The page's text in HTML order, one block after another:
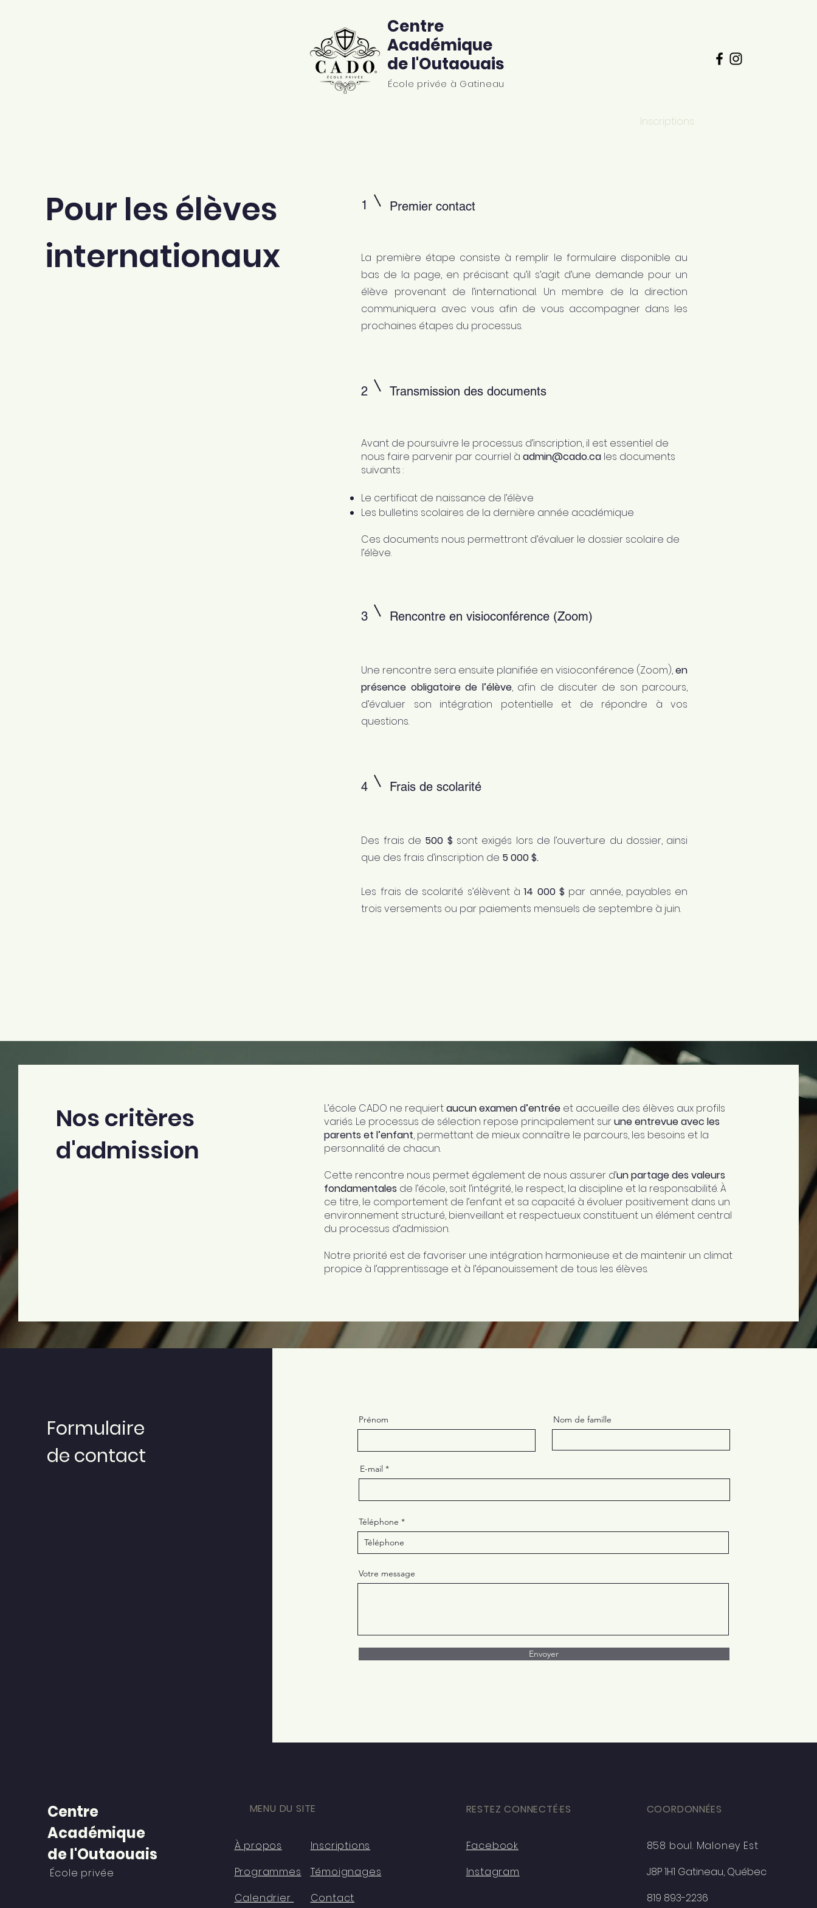
Centre
Académique
de l'Outaouais
École privée à Gatineau
Inscriptions
Pour les élèves
internationaux
1 Premier contact
La première étape consiste à remplir le formulaire disponible au
bas de la page, en précisant qu’il s’agit d’une demande pour un
élève provenant de l’international. Un membre de la direction
communiquera avec vous afin de vous accompagner dans les
prochaines étapes du processus.
2 Transmission des documents
Avant de poursuivre le processus d’inscription, il est essentiel de
nous faire parvenir par courriel àadmin@cado.ca les documents
suivants :
Le certificat de naissance de l’élève
Les bulletins scolaires de la dernière année académique
Ces documents nous permettront d’évaluer le dossier scolaire de
l’élève.
3 Rencontre en visioconférence (Zoom)
Une rencontre sera ensuite planifiée en visioconférence (Zoom),en
présence obligatoire de l’élève, afin de discuter de son parcours,
d’évaluer son intégration potentielle et de répondre à vos
questions.
4 Frais de scolarité
Des frais de 500 $ sont exigés lors de l’ouverture du dossier, ainsi
que des frais d’inscription de 5 000 $.
Les frais de scolarité s’élèvent à14 000 $ par année, payables en
trois versements ou par paiements mensuels de septembre à juin.
Nos critères
d'admission
L’école CADO ne requiertaucun examen d’entrée et accueille des élèves aux profils
variés. Le processus de sélection repose principalement surune entrevue avec les
parents et l’enfant, permettant de mieux connaître le parcours, les besoins et la
personnalité de chacun.
Cette rencontre nous permet également de nous assurer d’un partage des valeurs
fondamentales de l’école, soit l’intégrité, le respect, la discipline et la responsabilité. À
ce titre, le comportement de l’enfant et sa capacité à évoluer positivement dans un
environnement structuré, bienveillant et respectueux constituent un élément central
du processus d’admission.
Notre priorité est de favoriser une intégration harmonieuse et de maintenir un climat
propice à l’apprentissage et à l’épanouissement de tous les élèves.
Formulaire
de contact
Prénom Nom de famille
E-mail
Téléphone
Votre message
Envoyer
Centre
Académique
de l'Outaouais
École privée
MENU DU SITE
À propos
Programmes
Calendrier
Inscriptions
Témoignages
Contact
RESTEZ CONNECTÉ·ES
Facebook
Instagram
COORDONNÉES
858 boul. Maloney Est
J8P 1H1 Gatineau, Québec
819 893-2236